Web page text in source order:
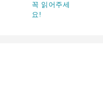
꼭 읽어주세
요!